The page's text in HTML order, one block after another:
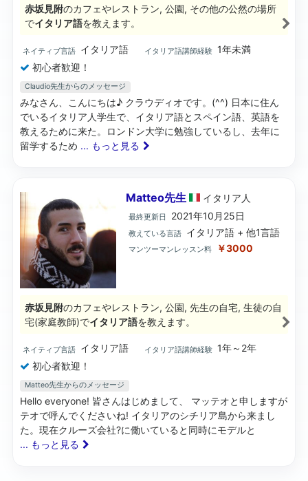
赤坂見附のカフェやレストラン, 公園, その他の公然の場所
でイタリア語を教えます。
ネイティブ言語 イタリア語 イタリア語講師経験 1年未満
初心者歓迎！
Claudio先生からのメッセージ
みなさん、こんにちは♪ クラウディオです。(^^) 日本に住ん
でいるイタリア人学生で、イタリア語とスペイン語、英語を
教えるために来た。ロンドン大学に勉強しているし、去年に
留学するため ... もっと見る
Matteo先生 イタリア 人
最終更新日 2021年10月25日
教えている言語 イタリア語 + 他1言語
マンツーマンレッスン料 ￥3000
赤坂見附のカフェやレストラン, 公園, 先生の自宅, 生徒の自
宅(家庭教師)でイタリア語を教えます。
ネイティブ言語 イタリア語 イタリア語講師経験 1年～2年
初心者歓迎！
Matteo先生からのメッセージ
Hello everyone! 皆さんはじめまして、 マッテオと申しますが
テオで呼んでくださいね! イタリアのシチリア島から来まし
た。現在クルーズ会社?️に働いていると同時にモデルと
... もっと見る